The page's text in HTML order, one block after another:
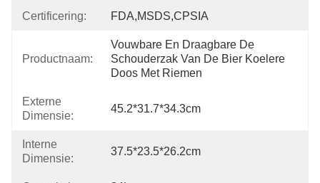
Certificering: FDA,MSDS,CPSIA
Productnaam:
Vouwbare En Draagbare De
Schouderzak Van De Bier Koelere
Doos Met Riemen
Externe
Dimensie:
45.2*31.7*34.3cm
Interne
Dimensie:
37.5*23.5*26.2cm